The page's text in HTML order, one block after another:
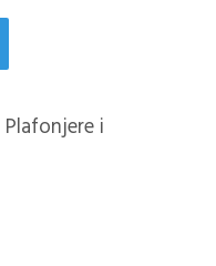
Plafonjere i